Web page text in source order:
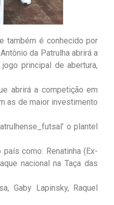
também é conhecido por
da Patrulha abrirá a
principal de abertura,
abrirá a competição em
as de maior investimento
o plantel
como: Renatinha (Ex-
nacional na Taça das
Gaby Lapinsky, Raquel